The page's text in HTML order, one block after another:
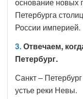
Петербурга
России империей.
3.Отвечаем,
Петербург.
Санкт –
устье реки Невы.